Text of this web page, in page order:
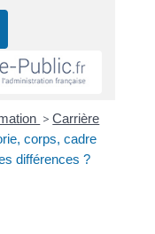
> Carrière
corps, cadre
différences ?